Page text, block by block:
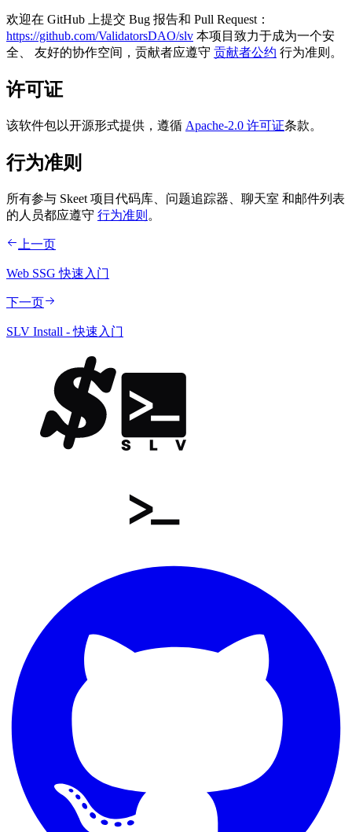
欢迎在 GitHub 上提交 Bug 报告和 Pull Request：
https://github.com/ValidatorsDAO/slv 本项目致力于成为一个安
全、 友好的协作空间，贡献者应遵守 贡献者公约 行为准则。
许可证
该软件包以开源形式提供，遵循 Apache-2.0 许可证条款。
行为准则
所有参与 Skeet 项目代码库、问题追踪器、聊天室 和邮件列表
的人员都应遵守 行为准则 。
上一页
Web SSG 快速入门
下一页
SLV Install - 快速入门